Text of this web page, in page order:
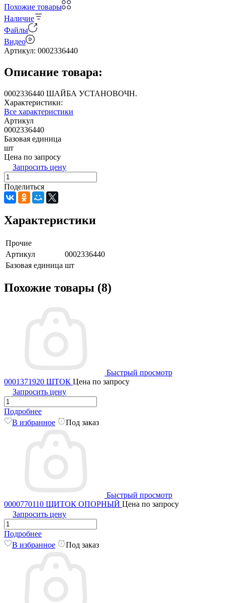
Похожие товары
Наличие
Файлы
Видео
Артикул: 0002336440
Описание товара:
0002336440 ШАЙБА УСТАНОВОЧН.
Характеристики:
Все характеристики
Артикул
0002336440
Базовая единица
шт
Цена по запросу
Запросить цену
Поделиться
Характеристики
Прочие
Артикул
0002336440
Базовая единица шт
Похожие товары (8)
Быстрый просмотр
0001371920 ШТОК Цена по запросу
Запросить цену
Подробнее
В избранное
Под заказ
Быстрый просмотр
0000770110 ЩИТОК ОПОРНЫЙ Цена по запросу
Запросить цену
Подробнее
В избранное
Под заказ